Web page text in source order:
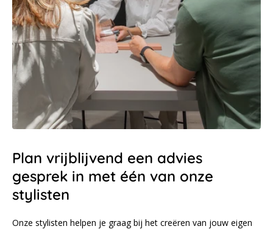
Plan vrijblijvend een advies
gesprek in met één van onze
stylisten
Onze stylisten helpen je graag bij het creëren van jouw eigen